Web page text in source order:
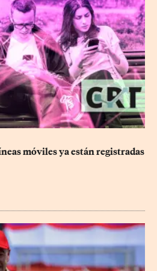
móviles ya están registradas